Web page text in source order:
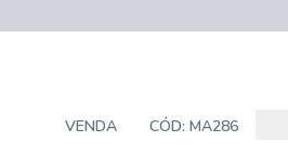
VENDA CÓD: MA286